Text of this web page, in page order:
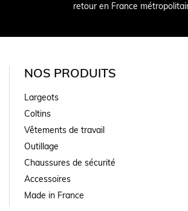
retour en France
NOS PRODUITS
Largeots
Coltins
Vêtements de travail
Outillage
Chaussures de sécurité
Accessoires
Made in France